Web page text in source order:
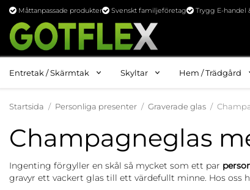
Måttanpassade produkter Svenskt familjeföretag Trygg E-handel
Entretak / Skärmtak Skyltar Hem / Trädgård
Startsida / Personliga presenter / Graverade glas /
Champagneglas
Ingenting förgyller en skål så mycket som ett par
gravyr ett vackert glas till ett värdefullt minne. Hos oss